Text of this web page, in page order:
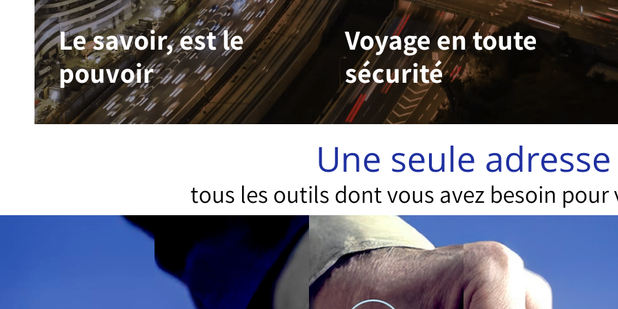
Voyage en toute
sécurité
Notre cabinet est spécialisé dans la
fourniture de services comptables aux clients
ayant une activité commerciale
internationale. Les départements du cabinet
offrent un cadre de soutien intégré et
Le savoir, est le
pouvoir
Dans le village mondial d'aujourd'hui, les
entreprises et les particuliers en quête de
croissance ont besoin de comptables qui
préservent une vue d'ensemble et qui
Une seule adresse
tous les outils dont vous avez besoin pour